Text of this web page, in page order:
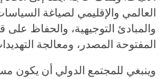
العالمي والإقليمي لصياغة
والمبادئ التوجيهية، والحفاظ على
المفتوحة المصدر، ومعالجة
وينبغي للمجتمع الدولي أن يكون